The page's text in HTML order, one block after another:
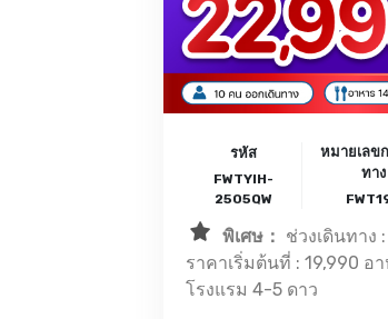
รหัส
FWTYIH-
2505QW
หมายเลข
ทาง
พิเศษ： ช่วงเดินทาง
ราคาเริ่มต้นที่ : 19,990 อาหา
โรงแรม 4-5 ดาว